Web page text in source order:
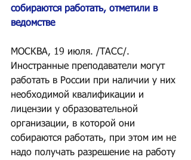
собираются работать, отметили в
ведомстве
МОСКВА, 19 июля. /ТАСС/.
Иностранные преподаватели могут
работать в России при наличии у них
необходимой квалификации и
лицензии у образовательной
организации, в которой они
собираются работать, при этом им не
надо получать разрешение на работу